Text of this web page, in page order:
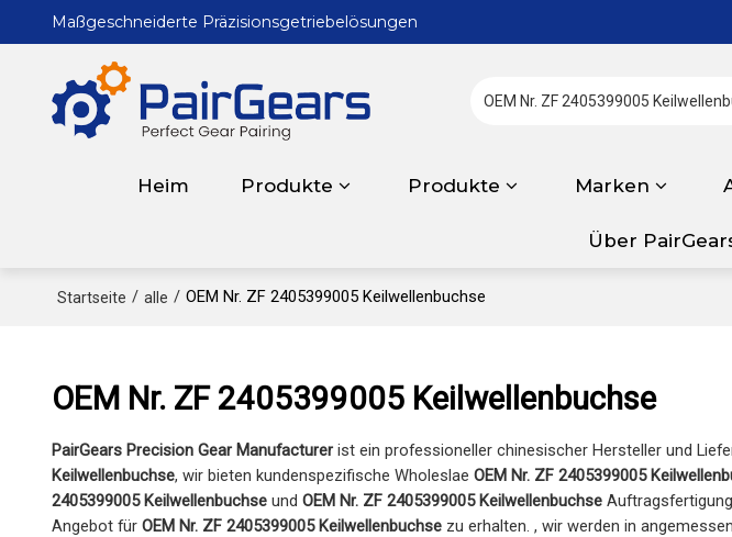
Maßgeschneiderte Präzisionsgetriebelösungen
Heim Produkte Produkte Marken
Über
Startseite / alle / OEM Nr. ZF 2405399005 Keilwellenbuchse
OEM Nr. ZF 2405399005 Keilwellenbuchse
PairGears Precision Gear Manufacturerist ein professioneller chinesischer Hersteller und
Keilwellenbuchse, wir bieten kundenspezifische Wholeslae OEM Nr. ZF 2405399005
2405399005 Keilwellenbuchseund OEM Nr. ZF 2405399005 Keilwellenbuchse
Angebot für OEM Nr. ZF 2405399005 Keilwellenbuchsezu erhalten. , wir werden in